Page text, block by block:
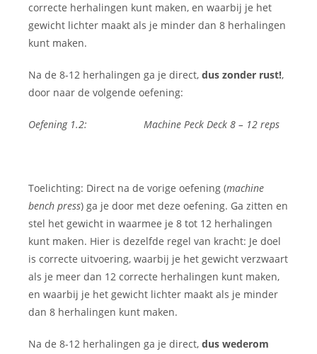
correcte herhalingen kunt maken, en waarbij je het
gewicht lichter maakt als je minder dan 8 herhalingen
kunt maken.
Na de 8-12 herhalingen ga je direct, dus zonder rust!,
door naar de volgende oefening:
Oefening 1.2: Machine Peck Deck 8 – 12 reps
Toelichting: Direct na de vorige oefening (machine
bench press) ga je door met deze oefening. Ga zitten en
stel het gewicht in waarmee je 8 tot 12 herhalingen
kunt maken. Hier is dezelfde regel van kracht: Je doel
is correcte uitvoering, waarbij je het gewicht verzwaart
als je meer dan 12 correcte herhalingen kunt maken,
en waarbij je het gewicht lichter maakt als je minder
dan 8 herhalingen kunt maken.
Na de 8-12 herhalingen ga je direct, dus wederom